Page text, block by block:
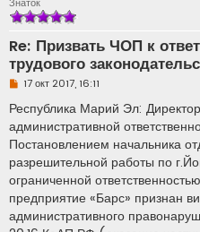
Re: Призвать ЧОП к
трудового
Н
п
р
о
ч
и
т
а
н
н
е
17 окт 2017, 16:11
Республика Марий Эл:
административной
Постановлением начальника
разрешительной работы по
ограниченной
предприятие «Барс» признан
административного